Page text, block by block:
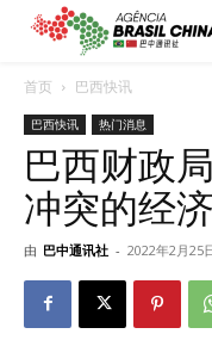
首页 巴西快讯
巴西快讯 热门消息
巴西财政
冲突的经
由 巴中通讯社 - 2022年2月25